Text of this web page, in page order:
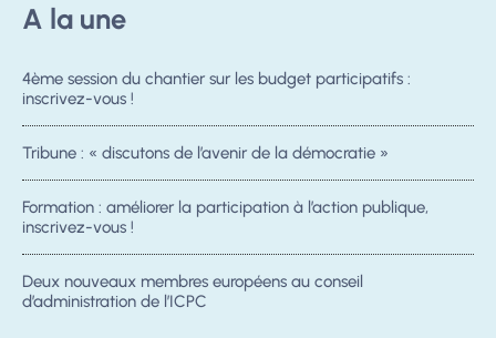
A la une
4ème session du chantier sur les budget participatifs :
inscrivez-vous !
Tribune : « discutons de l’avenir de la démocratie »
Formation : améliorer la participation à l’action publique,
inscrivez-vous !
Deux nouveaux membres européens au conseil
d’administration de l’ICPC